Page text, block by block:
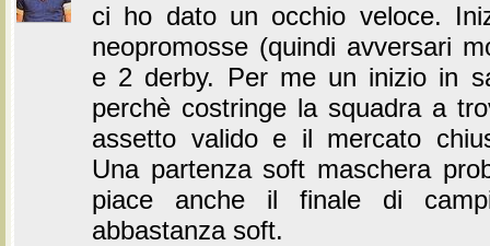
ci ho dato un occhio veloce.
neopromosse (quindi avversari
e 2 derby. Per me un inizio in
perchè costringe la squadra a
assetto valido e il mercato
Una partenza soft maschera
piace anche il finale di
abbastanza soft.